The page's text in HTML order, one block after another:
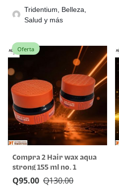
Tridentium, Belleza,
Salud y más
Oferta
Compra 2 Hair wax aqua
strong 155 ml no. 1
Q130.00
Q95.00